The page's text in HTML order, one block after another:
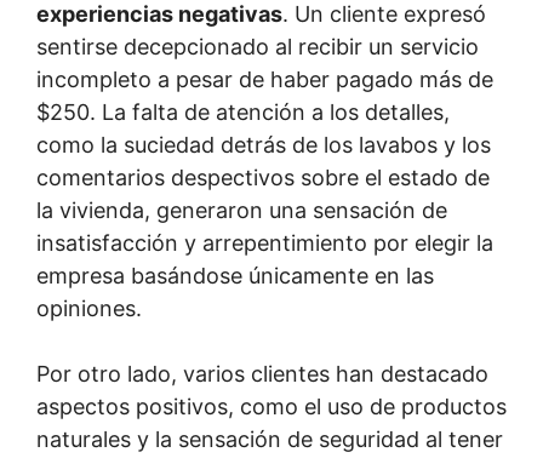
experiencias negativas. Un cliente expresó
sentirse decepcionado al recibir un servicio
incompleto a pesar de haber pagado más de
$250. La falta de atención a los detalles,
como la suciedad detrás de los lavabos y los
comentarios despectivos sobre el estado de
la vivienda, generaron una sensación de
insatisfacción y arrepentimiento por elegir la
empresa basándose únicamente en las
opiniones.
Por otro lado, varios clientes han destacado
aspectos positivos, como el uso de productos
naturales y la sensación de seguridad al tener